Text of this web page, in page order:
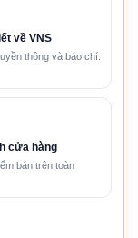
về VNS
thông và báo chí.
cửa hàng
bán trên toàn